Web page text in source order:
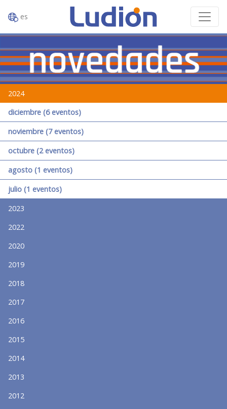
es
2024
diciembre (6 eventos)
noviembre (7 eventos)
octubre (2 eventos)
agosto (1 eventos)
julio (1 eventos)
2023
2022
2020
2019
2018
2017
2016
2015
2014
2013
2012